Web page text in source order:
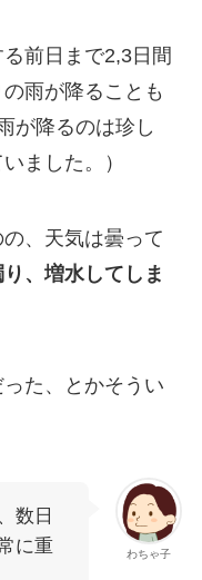
前日まで2,3日間
雨が降ることも
が降るのは珍し
ました。）
、天気は曇って
、増水してしま
た、とかそうい
わちゃ子
数日
に重